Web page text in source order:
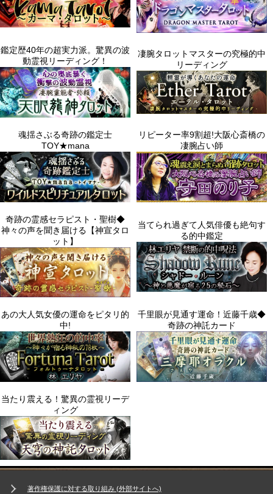
著作権保護に対する取り組み (外部サイトへ)